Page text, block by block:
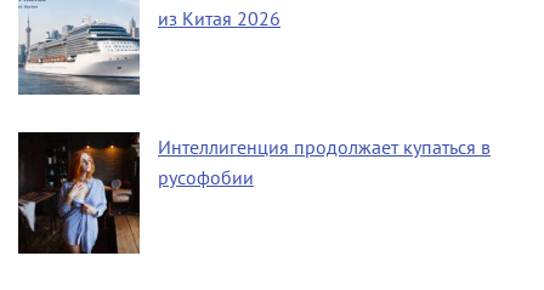
из Китая 2026
Интеллигенция продолжает купаться в
русофобии